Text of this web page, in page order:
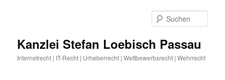
Kanzlei Stefan Loebisch Passau
Internetrecht | IT-Recht | Urheberrecht | Wettbewerbsrecht | Wehrrecht